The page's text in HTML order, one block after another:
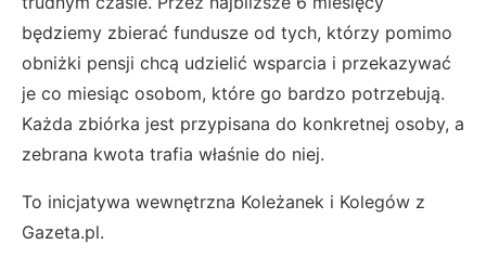
będziemy zbierać fundusze od tych, którzy pomimo
obniżki pensji chcą udzielić wsparcia i przekazywać
je co miesiąc osobom, które go bardzo potrzebują.
Każda zbiórka jest przypisana do konkretnej osoby, a
zebrana kwota trafia właśnie do niej.
To inicjatywa wewnętrzna Koleżanek i Kolegów z
Gazeta.pl.